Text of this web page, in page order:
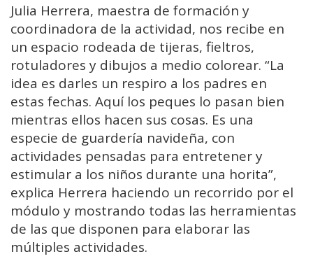
Julia Herrera, maestra de formación y
coordinadora de la actividad, nos recibe en
un espacio rodeada de tijeras, fieltros,
rotuladores y dibujos a medio colorear. “La
idea es darles un respiro a los padres en
estas fechas. Aquí los peques lo pasan bien
mientras ellos hacen sus cosas. Es una
especie de guardería navideña, con
actividades pensadas para entretener y
estimular a los niños durante una horita”,
explica Herrera haciendo un recorrido por el
módulo y mostrando todas las herramientas
de las que disponen para elaborar las
múltiples actividades.